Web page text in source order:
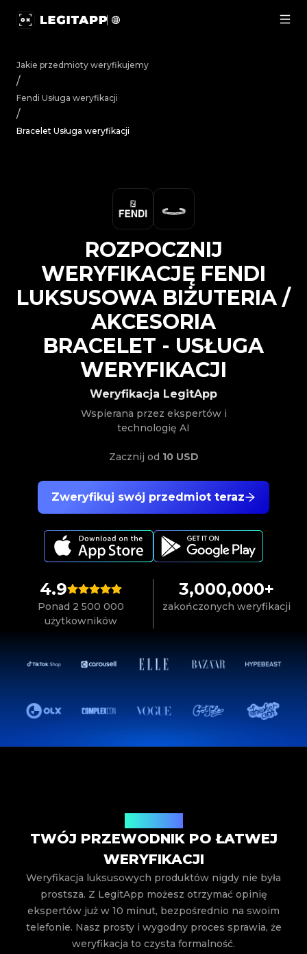
Jakie przedmioty weryfikujemy
/
Fendi Usługa weryfikacji
/
Bracelet Usługa weryfikacji
4.9
Ponad 2 500 000
użytkowników
3,000,000+
zakończonych weryfikacji
Zweryfikuj swój przedmiot teraz
Weryfikacja LegitApp
Wspierana przez ekspertów i
technologię AI
Zacznij od 10 USD
ROZPOCZNIJ
WERYFIKACJĘ FENDI
LUKSUSOWA BIŻUTERIA /
AKCESORIA
BRACELET - USŁUGA
WERYFIKACJI
TWÓJ PRZEWODNIK PO ŁATWEJ
WERYFIKACJI
Weryfikacja luksusowych produktów nigdy nie była
prostsza. Z LegitApp możesz otrzymać opinię
ekspertów już w 10 minut, bezpośrednio na swoim
telefonie. Nasz prosty i wygodny proces sprawia, że
weryfikacja to czysta formalność.